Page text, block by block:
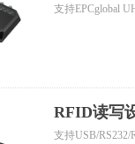
支持EPCglobal
提供完善的动态
RFID读写
支持USB/RS232/